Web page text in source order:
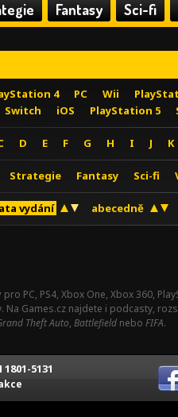
Fantasy Sci-fi
4 PC Wii
Switch iOS PlayStation 5
D E F G H I J K
Strategie Fantasy Sci-fi
vydání abecedně
pro PC, PS4, Xbox One, Xbox 360,
Games.cz najdete i podcasty,
Theft Auto, Battlefield nebo FIFA.
1801-5131